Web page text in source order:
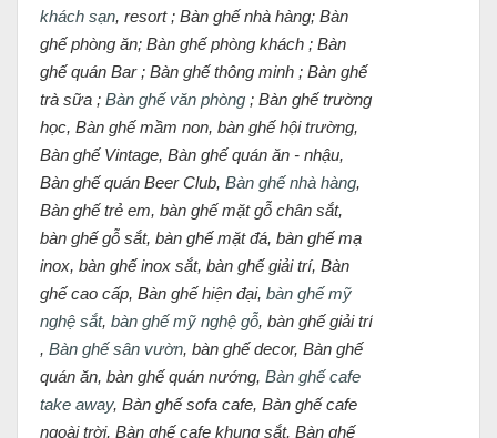
khách sạn, resort ; Bàn ghế nhà hàng; Bàn
ghế phòng ăn; Bàn ghế phòng khách ; Bàn
ghế quán Bar ; Bàn ghế thông minh ; Bàn ghế
trà sữa ; Bàn ghế văn phòng ; Bàn ghế trường
học, Bàn ghế mầm non, bàn ghế hội trường,
Bàn ghế Vintage, Bàn ghế quán ăn - nhậu,
Bàn ghế quán Beer Club, Bàn ghế nhà hàng,
Bàn ghế trẻ em, bàn ghế mặt gỗ chân sắt,
bàn ghế gỗ sắt, bàn ghế mặt đá, bàn ghế mạ
inox, bàn ghế inox sắt, bàn ghế giải trí, Bàn
ghế cao cấp, Bàn ghế hiện đại, bàn ghế mỹ
nghệ sắt, bàn ghế mỹ nghệ gỗ, bàn ghế giải trí
, Bàn ghế sân vườn, bàn ghế decor, Bàn ghế
quán ăn, bàn ghế quán nướng, Bàn ghế cafe
take away, Bàn ghế sofa cafe, Bàn ghế cafe
ngoài trời, Bàn ghế cafe khung sắt, Bàn ghế